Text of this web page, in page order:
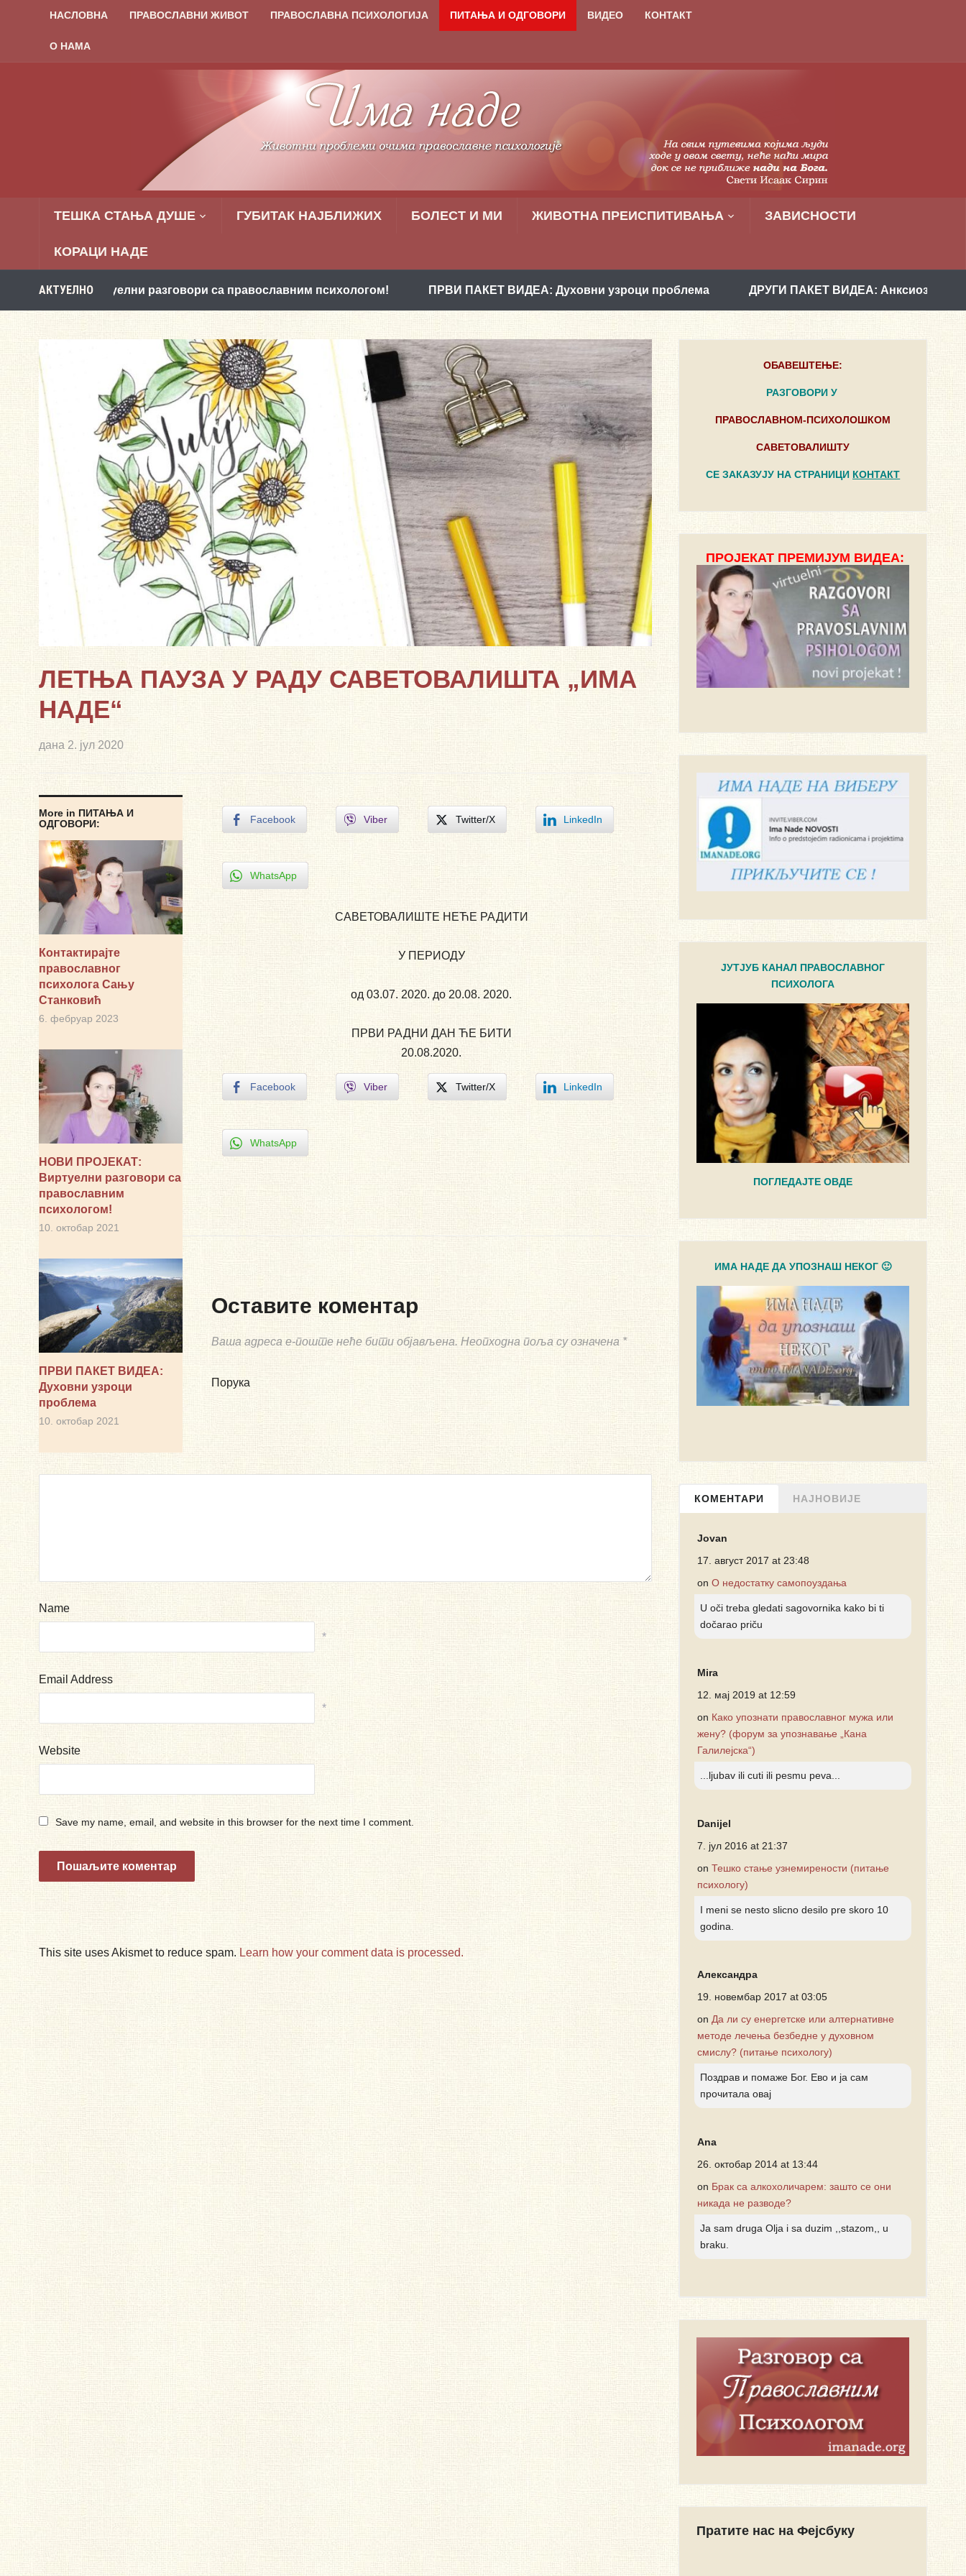
НАСЛОВНА ПРАВОСЛАВНИ ЖИВОТ ПРАВОСЛАВНА ПСИХОЛОГИЈА ПИТАЊА И ОДГОВОРИ ВИДЕО КОНТАКТ
О НАМА
ТЕШКА СТАЊА ДУШЕ ГУБИТАК НАЈБЛИЖИХ БОЛЕСТ И МИ ЖИВОТНA ПРЕИСПИТИВАЊА ЗАВИСНОСТИ
КОРАЦИ НАДЕ
АКТУЕЛНО
Виртуелни разговори са православним психологом! ПРВИ ПАКЕТ ВИДЕА: Духовни узроци проблема ДРУГИ ПАКЕТ ВИДЕА: Анксиозност и како је
ЛЕТЊА ПАУЗА У РАДУ САВЕТОВАЛИШТА „ИМА
НАДЕ“
дана 2. јул 2020
More in ПИТАЊА И
ОДГОВОРИ:
Контактирајте
православног
психолога Сању
Станковић
6. фебруар 2023
НОВИ ПРОЈЕКАТ:
Виртуелни разговори са
православним
психологом!
10. октобар 2021
ПРВИ ПАКЕТ ВИДЕА:
Духовни узроци
проблема
10. октобар 2021
Facebook Viber Twitter/X LinkedIn
WhatsApp
САВЕТОВАЛИШТЕ НЕЋЕ РАДИТИ
У ПЕРИОДУ
од 03.07. 2020. до 20.08. 2020.
ПРВИ РАДНИ ДАН ЋЕ БИТИ
20.08.2020.
Facebook Viber Twitter/X LinkedIn
WhatsApp
Оставите коментар
Ваша адреса е-поште неће бити објављена. Неопходна поља су означена *
Порука
Name
*
Email Address
*
Website
Save my name, email, and website in this browser for the next time I comment.
This site uses Akismet to reduce spam. Learn how your comment data is processed.
ОБАВЕШТЕЊЕ:
РАЗГОВОРИ У
ПРАВОСЛАВНОМ-ПСИХОЛОШКОМ
САВЕТОВАЛИШТУ
СЕ ЗАКАЗУЈУ НА СТРАНИЦИ КОНТАКТ
ПРОЈЕКАТ ПРЕМИЈУМ ВИДЕА:
ЈУТЈУБ КАНАЛ ПРАВОСЛАВНОГ
ПСИХОЛОГА
ПОГЛЕДАЈТЕ ОВДЕ
ИМА НАДЕ ДА УПОЗНАШ НЕКОГ 🙂
КОМЕНТАРИ НАЈНОВИЈЕ
Jovan
17. август 2017 at 23:48
onО недостатку самопоуздања
U oči treba gledati sagovornika kako bi ti
dočarao priču
Mira
12. мај 2019 at 12:59
on Како упознати православног мужа или
жену? (форум за упознавање „Кана
Галилејска“)
...ljubav ili cuti ili pesmu peva...
Danijel
7. јул 2016 at 21:37
onТешко стање узнемирености (питање
психологу)
I meni se nesto slicno desilo pre skoro 10
godina.
Александра
19. новембар 2017 at 03:05
on Да ли су енергетске или алтернативне
методе лечења безбедне у духовном
смислу? (питање психологу)
Поздрав и помаже Бог. Ево и ја сам
прочитала овај
Ana
26. октобар 2014 at 13:44
on Брак са алкохоличарем: зашто се они
никада не разводе?
Ja sam druga Olja i sa duzim ,,stazom,, u
braku.
Пратите нас на Фејсбуку